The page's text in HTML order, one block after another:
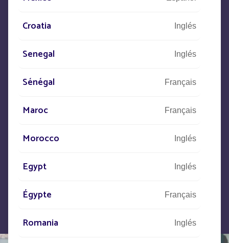
Descríbanos su proyecto
y nuestros equipos se pondrán en
Croatia Inglés
Senegal Inglés
Sénégal Français
Maroc Français
Morocco Inglés
Egypt Inglés
Égypte Français
Romania Inglés